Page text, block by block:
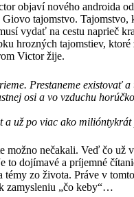
objaví nového androida
tajomstvo.
vydať na cestu naprieč
hrozných tajomstiev,
Victor žije.
Prestaneme existovať
osi a vo vzduchu
už po viac ako
možno nečakali. Veď čo už
to dojímavé a príjemné
témy zo života. Práve v
zamysleniu „čo keby“…